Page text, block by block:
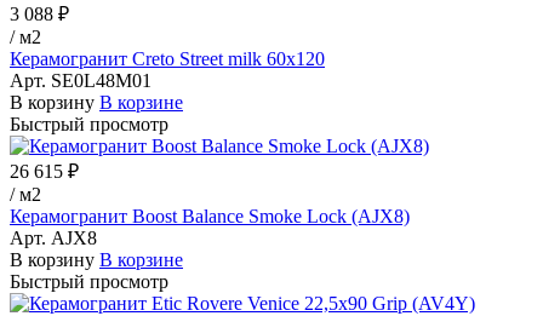
3 088 ₽
/ м2
Керамогранит Creto Street milk 60х120
Арт. SE0L48M01
В корзину В корзине
Быстрый просмотр
26 615 ₽
/ м2
Керамогранит Boost Balance Smoke Lock (AJX8)
Арт. AJX8
В корзину В корзине
Быстрый просмотр